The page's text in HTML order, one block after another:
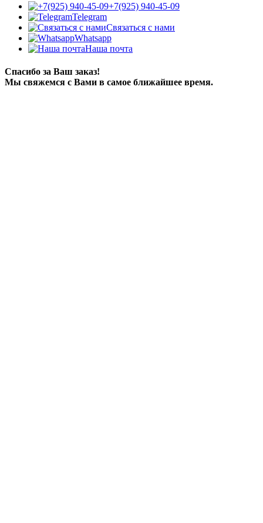
+7(925) 940-45-09
Telegram
Связаться с нами
Whatsapp
Наша почта
Спасибо за Ваш заказ!
Мы свяжемся с Вами в самое ближайшее время.